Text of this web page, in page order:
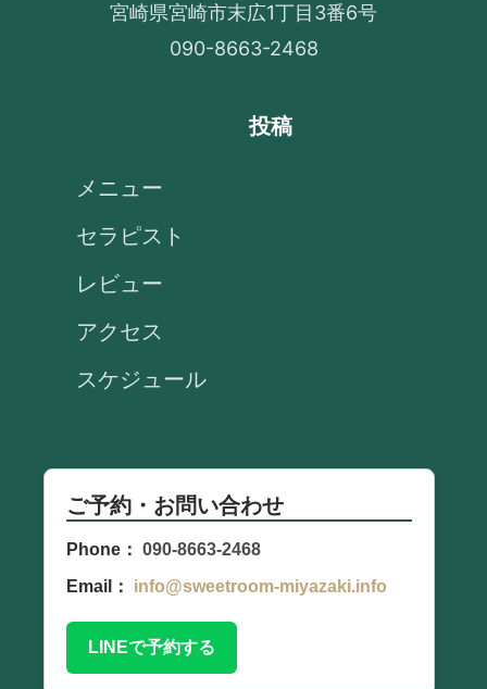
宮崎県宮崎市末広1丁目3番6号
090-8663-2468
投稿
メニュー
セラピスト
レビュー
アクセス
スケジュール
ご予約・お問い合わせ
Phone： 090-8663-2468
Email：
info@sweetroom-miyazaki.info
LINEで予約する